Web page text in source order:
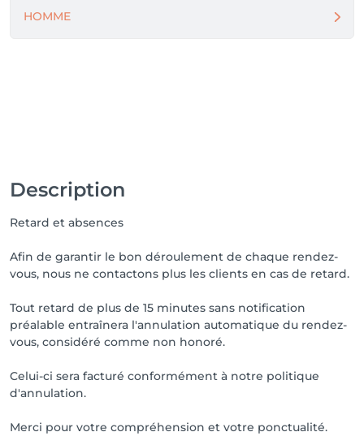
HOMME
Description
Retard et absences
Afin de garantir le bon déroulement de chaque rendez-
vous, nous ne contactons plus les clients en cas de retard.
Tout retard de plus de 15 minutes sans notification
préalable entraînera l'annulation automatique du rendez-
vous, considéré comme non honoré.
Celui-ci sera facturé conformément à notre politique
d'annulation.
Merci pour votre compréhension et votre ponctualité.